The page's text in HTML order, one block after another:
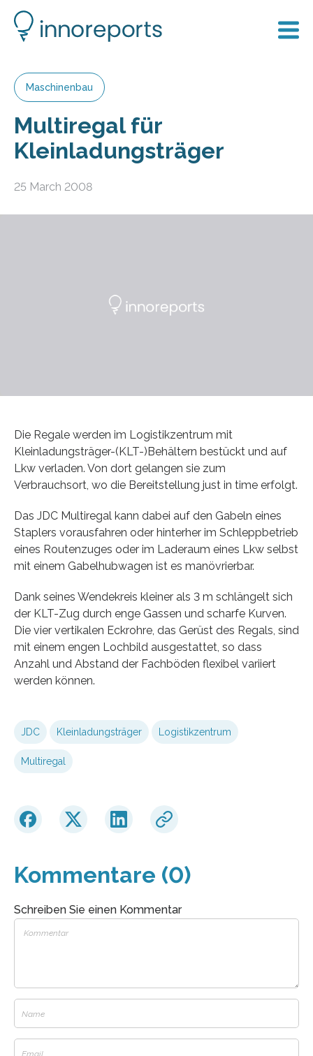
Maschinenbau
Multiregal für
Kleinladungsträger
25 March 2008
Die Regale werden im Logistikzentrum mit
Kleinladungsträger-(KLT-)Behältern bestückt und auf
Lkw verladen. Von dort gelangen sie zum
Verbrauchsort, wo die Bereitstellung just in time erfolgt.
Das JDC Multiregal kann dabei auf den Gabeln eines
Staplers vorausfahren oder hinterher im Schleppbetrieb
eines Routenzuges oder im Laderaum eines Lkw selbst
mit einem Gabelhubwagen ist es manövrierbar.
Dank seines Wendekreis kleiner als 3 m schlängelt sich
der KLT-Zug durch enge Gassen und scharfe Kurven.
Die vier vertikalen Eckrohre, das Gerüst des Regals, sind
mit einem engen Lochbild ausgestattet, so dass
Anzahl und Abstand der Fachböden flexibel variiert
werden können.
JDC Kleinladungsträger Logistikzentrum
Multiregal
Kommentare (0)
Schreiben Sie einen Kommentar